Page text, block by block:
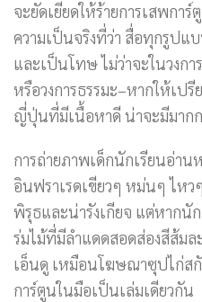
จะยัดเยียดให้ร้ายการเสพการ์
ความเป็นจริงที่ว่า สื่อทุกรูป
และเป็นโทษ ไม่ว่าจะในวงกา
หรือวงการธรรมะ–หากให้เป
ญี่ปุ่นที่มีเนื้อหาดี น่าจะมีมากก
การถ่ายภาพเด็กนักเรียนอ่า
อินฟราเรดเขียวๆ หม่นๆ ไห
พิรุธและน่ารังเกียจ แต่หากนั
ร่มไม้ที่มีลำแดดสอดส่องสีส้ม
เอ็นดู เหมือนโฆษณาซุปไก่ส
การ์ตูนในมือเป็นเล่มเดียวกัน